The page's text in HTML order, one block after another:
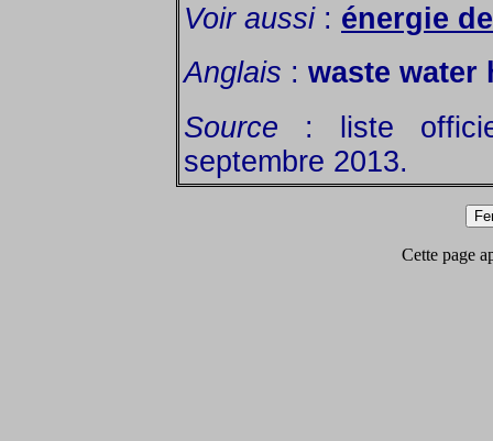
Voir aussi: énergie
Anglais : waste water
Source : liste
septembre 2013.
Cette page